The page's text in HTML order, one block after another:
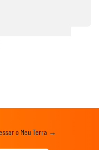
o Meu Terra →